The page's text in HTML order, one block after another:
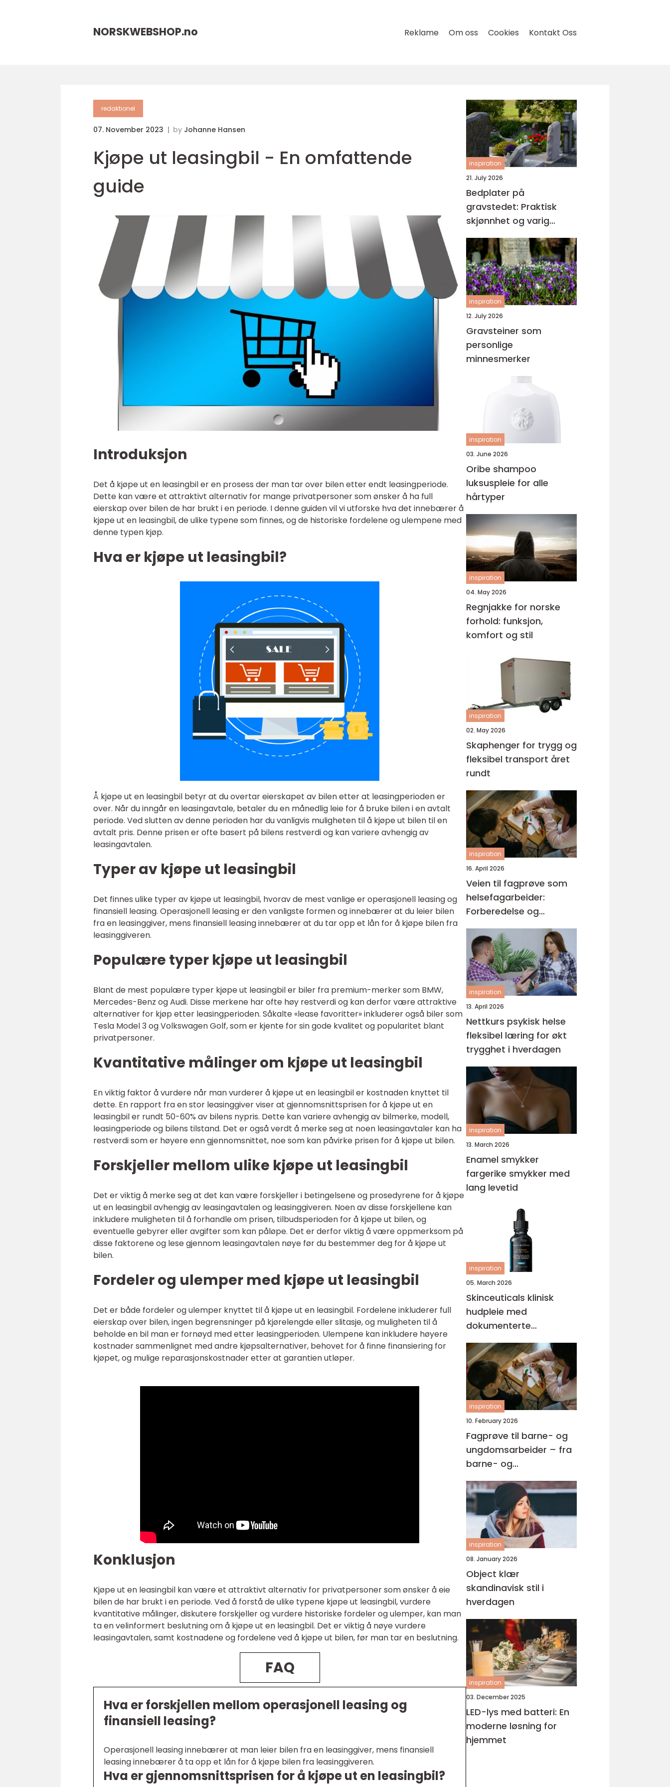
NORSKWEBSHOP.no Reklame Om oss Cookies Kontakt Oss
redaktionel
07. November 2023 by Johanne Hansen
Kjøpe ut leasingbil - En omfattende
guide
Introduksjon
Det å kjøpe ut en leasingbil er en prosess der man tar over bilen etter endt leasingperiode.
Dette kan være et attraktivt alternativ for mange privatpersoner som ønsker å ha full
eierskap over bilen de har brukt i en periode. I denne guiden vil vi utforske hva det innebærer å
kjøpe ut en leasingbil, de ulike typene som finnes, og de historiske fordelene og ulempene med
denne typen kjøp.
Hva er kjøpe ut leasingbil?
Å kjøpe ut en leasingbil betyr at du overtar eierskapet av bilen etter at leasingperioden er
over. Når du inngår en leasingavtale, betaler du en månedlig leie for å bruke bilen i en avtalt
periode. Ved slutten av denne perioden har du vanligvis muligheten til å kjøpe ut bilen til en
avtalt pris. Denne prisen er ofte basert på bilens restverdi og kan variere avhengig av
leasingavtalen.
Typer av kjøpe ut leasingbil
Det finnes ulike typer av kjøpe ut leasingbil, hvorav de mest vanlige er operasjonell leasing og
finansiell leasing. Operasjonell leasing er den vanligste formen og innebærer at du leier bilen
fra en leasinggiver, mens finansiell leasing innebærer at du tar opp et lån for å kjøpe bilen fra
leasinggiveren.
Populære typer kjøpe ut leasingbil
Blant de mest populære typer kjøpe ut leasingbil er biler fra premium-merker som BMW,
Mercedes-Benz og Audi. Disse merkene har ofte høy restverdi og kan derfor være attraktive
alternativer for kjøp etter leasingperioden. Såkalte «lease favoritter» inkluderer også biler som
Tesla Model 3 og Volkswagen Golf, som er kjente for sin gode kvalitet og popularitet blant
privatpersoner.
Kvantitative målinger om kjøpe ut leasingbil
En viktig faktor å vurdere når man vurderer å kjøpe ut en leasingbil er kostnaden knyttet til
dette. En rapport fra en stor leasinggiver viser at gjennomsnittsprisen for å kjøpe ut en
leasingbil er rundt 50-60% av bilens nypris. Dette kan variere avhengig av bilmerke, modell,
leasingperiode og bilens tilstand. Det er også verdt å merke seg at noen leasingavtaler kan ha
restverdi som er høyere enn gjennomsnittet, noe som kan påvirke prisen for å kjøpe ut bilen.
Forskjeller mellom ulike kjøpe ut leasingbil
Det er viktig å merke seg at det kan være forskjeller i betingelsene og prosedyrene for å kjøpe
ut en leasingbil avhengig av leasingavtalen og leasinggiveren. Noen av disse forskjellene kan
inkludere muligheten til å forhandle om prisen, tilbudsperioden for å kjøpe ut bilen, og
eventuelle gebyrer eller avgifter som kan påløpe. Det er derfor viktig å være oppmerksom på
disse faktorene og lese gjennom leasingavtalen nøye før du bestemmer deg for å kjøpe ut
bilen.
Fordeler og ulemper med kjøpe ut leasingbil
Det er både fordeler og ulemper knyttet til å kjøpe ut en leasingbil. Fordelene inkluderer full
eierskap over bilen, ingen begrensninger på kjørelengde eller slitasje, og muligheten til å
beholde en bil man er fornøyd med etter leasingperioden. Ulempene kan inkludere høyere
kostnader sammenlignet med andre kjøpsalternativer, behovet for å finne finansiering for
kjøpet, og mulige reparasjonskostnader etter at garantien utløper.
Konklusjon
Kjøpe ut en leasingbil kan være et attraktivt alternativ for privatpersoner som ønsker å eie
bilen de har brukt i en periode. Ved å forstå de ulike typene kjøpe ut leasingbil, vurdere
kvantitative målinger, diskutere forskjeller og vurdere historiske fordeler og ulemper, kan man
ta en velinformert beslutning om å kjøpe ut en leasingbil. Det er viktig å nøye vurdere
leasingavtalen, samt kostnadene og fordelene ved å kjøpe ut bilen, før man tar en beslutning.
FAQ
Hva er forskjellen mellom operasjonell leasing og
finansiell leasing?
Operasjonell leasing innebærer at man leier bilen fra en leasinggiver, mens finansiell
leasing innebærer å ta opp et lån for å kjøpe bilen fra leasinggiveren.
Hva er gjennomsnittsprisen for å kjøpe ut en leasingbil?
inspiration
21. July 2026
Bedplater på
gravstedet: Praktisk
skjønnhet og varig
orden
inspiration
12. July 2026
Gravsteiner som
personlige
minnesmerker
inspiration
03. June 2026
Oribe shampoo
luksuspleie for alle
hårtyper
inspiration
04. May 2026
Regnjakke for norske
forhold: funksjon,
komfort og stil
inspiration
02. May 2026
Skaphenger for trygg og
fleksibel transport året
rundt
inspiration
16. April 2026
Veien til fagprøve som
helsefagarbeider:
Forberedelse og
kompetansemål
inspiration
13. April 2026
Nettkurs psykisk helse
fleksibel læring for økt
trygghet i hverdagen
inspiration
13. March 2026
Enamel smykker
fargerike smykker med
lang levetid
inspiration
05. March 2026
Skinceuticals klinisk
hudpleie med
dokumenterte
resultater
inspiration
10. February 2026
Fagprøve til barne- og
ungdomsarbeider – fra
barne- og
ungdsomarbeiderfaget
VG2 til fagbrev
inspiration
08. January 2026
Object klær
skandinavisk stil i
hverdagen
inspiration
03. December 2025
LED-lys med batteri: En
moderne løsning for
hjemmet